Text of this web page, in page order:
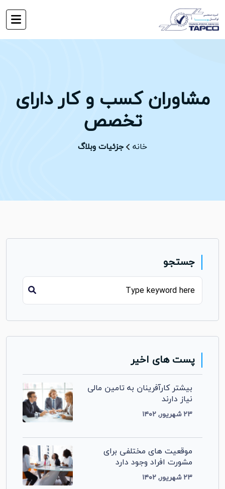
مشاوران کسب و کار دارای
تخصص
خانه جزئیات وبلاگ
جستجو
پست های اخیر
بیشتر کارآفرینان به تامین مالی
نیاز دارند
۲۳ شهریور, ۱۴۰۲
موقعیت های مختلفی برای
مشورت افراد وجود دارد
۲۳ شهریور, ۱۴۰۲